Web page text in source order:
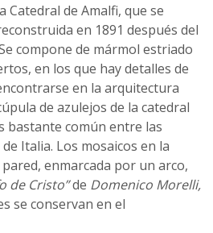
Catedral de Amalfi, que se
en 1891 después del
compone de mármol estriado
en los que hay detalles de
en la arquitectura
de azulejos de la catedral
bastante común entre las
Italia. Los mosaicos en la
enmarcada por un arco,
de Cristo”de Domenico Morelli,
se conservan en el